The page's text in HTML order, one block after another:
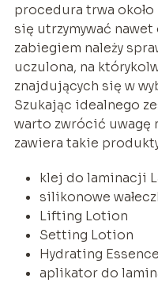
procedura trwa około
się utrzymywać nawet
zabiegiem należy
uczulona, na
znajdujących się w
Szukając idealnego
warto zwrócić uwagę
zawiera takie
klej do laminacji
silikonowe
Lifting Lotion
Setting Lotion
Hydrating Essence
aplikator do